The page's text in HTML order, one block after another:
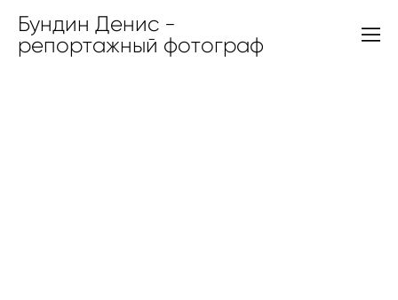
Бундин Денис -
репортажный фотограф